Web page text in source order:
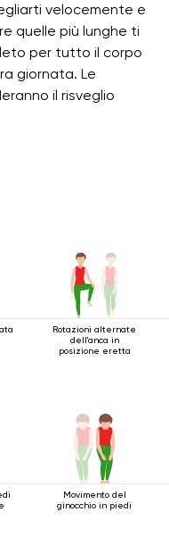
velocemente e
quelle più lunghe ti
per tutto il corpo
giornata. Le
il risveglio
Rotazioni alternate
dell'anca in
posizione eretta
Movimento del
ginocchio in piedi